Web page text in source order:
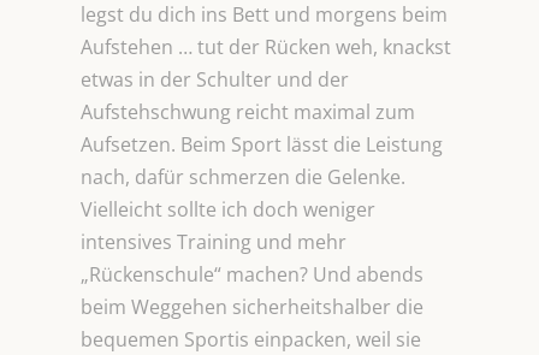
legst du dich ins Bett und morgens beim
Aufstehen … tut der Rücken weh, knackst
etwas in der Schulter und der
Aufstehschwung reicht maximal zum
Aufsetzen. Beim Sport lässt die Leistung
nach, dafür schmerzen die Gelenke.
Vielleicht sollte ich doch weniger
intensives Training und mehr
„Rückenschule“ machen? Und abends
beim Weggehen sicherheitshalber die
bequemen Sportis einpacken, weil sie